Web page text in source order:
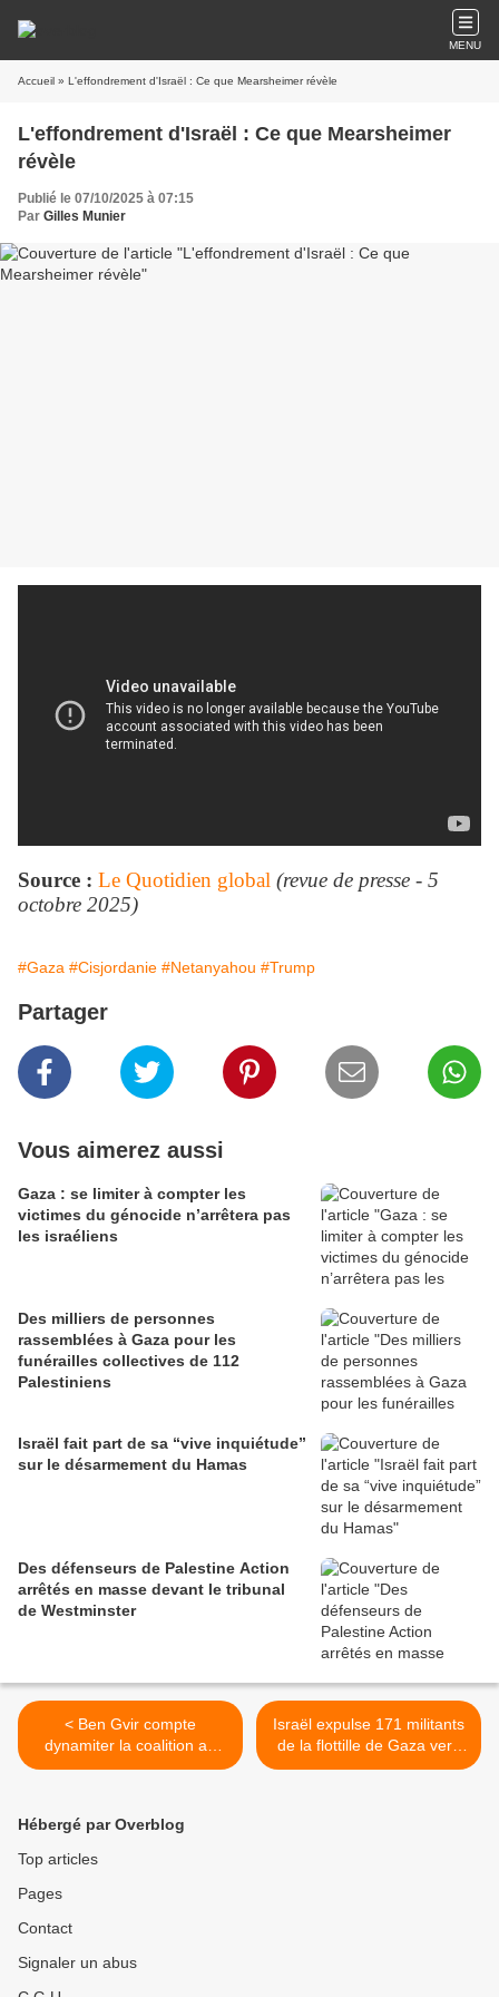
MENU
Accueil » L'effondrement d'Israël : Ce que Mearsheimer révèle
L'effondrement d'Israël : Ce que Mearsheimer
révèle
Publié le 07/10/2025 à 07:15
Par Gilles Munier
Source : Le Quotidien global (revue de presse - 5
octobre 2025)
#Gaza #Cisjordanie #Netanyahou #Trump
Partager
Vous aimerez aussi
Gaza : se limiter à compter les
victimes du génocide n’arrêtera pas
les israéliens
Des milliers de personnes
rassemblées à Gaza pour les
funérailles collectives de 112
Palestiniens
Israël fait part de sa “vive inquiétude”
sur le désarmement du Hamas
Des défenseurs de Palestine Action
arrêtés en masse devant le tribunal
de Westminster
< Ben Gvir compte
dynamiter la coalition au
pouvoir si le Hamas
Israël expulse 171 militants
de la flottille de Gaza vers
la Grèce et la Slovaquie >
Hébergé par Overblog
Top articles
Pages
Contact
Signaler un abus